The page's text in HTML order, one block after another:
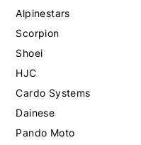
Alpinestars
Scorpion
Shoei
HJC
Cardo Systems
Dainese
Pando Moto